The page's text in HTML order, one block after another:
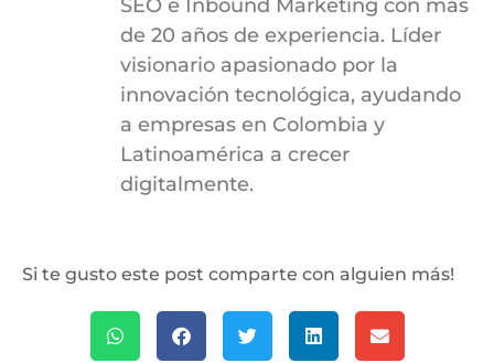
SEO e Inbound Marketing con más
de 20 años de experiencia. Líder
visionario apasionado por la
innovación tecnológica, ayudando
a empresas en Colombia y
Latinoamérica a crecer
digitalmente.
Si te gusto este post comparte con alguien más!